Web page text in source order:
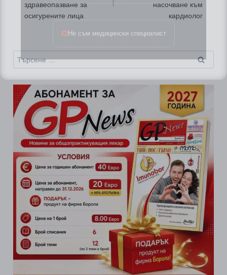
здравеопазване за
осигурените лица
насочване към
кардиолог
Търсене
за:
Не съм медицински специалист